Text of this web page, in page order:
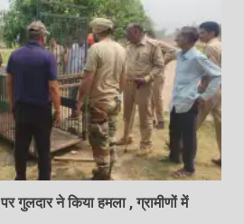
गुलदार ने किया हमला , ग्रामीणों में